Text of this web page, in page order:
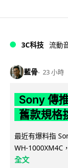
3C科技 流動
藍骨 23 小時
Sony 傳
舊款規格
最近有爆料指
WH-1000XM4C
全文